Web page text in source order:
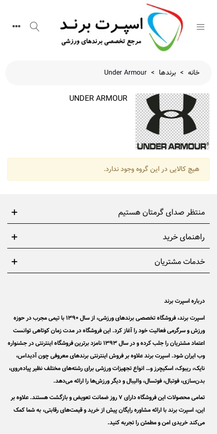
خانه > برندها >
Under Armour
UNDER ARMOUR
هیچ کالایی در این گروه وجود ندارد.
منتظر صدای گرمتان هستیم
راهنمای خرید
خدمات مشتریان
درباره اسپرت برند
اسپرت برند، فروشگاه تخصصی برندهای ورزشی، از سال 1390 با تیمی مجرب در حوزه
ورزش و سرگرمی فعالیت خود را آغاز کرد. این فروشگاه در مدت زمان کوتاهی توانست
اعتماد مشتریان را جلب کرده و در سال 1393 نامزد برترین فروشگاه اینترنتی در جشنواره
وب ایران شود. اسپرت برند علاوه بر فروش اینترنتی برندهای معروفی چون آدیداس،
نایک، ریبوک، اسکیچرز و… انواع تجهیزات ورزشی برای رشته‌های مختلف نظیر پیاده‌روی،
بدن‌سازی، فوتبال، فوتسال، والیبال و دیگر ورزش‌ها را ارائه می‌دهد.
تمامی محصولات این فروشگاه دارای 7 روز ضمانت تعویض و بازگشت هستند. علاوه بر
این، اسپرت برند با ارائه مشاوره رایگان پیش از خرید و قیمت‌های رقابتی، به شما کمک
می‌کند خریدی امن و مطمئن را تجربه کنید.